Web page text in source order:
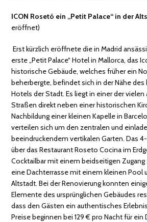
ICON Rosetó ein „Petit Palace“ in der
eröffnet)
Erst kürzlich eröffnete die in Madrid
erste „Petit Palace“ Hotel in Mallorca, das
historische Gebäude, welches früher ein
beherbergte, befindet sich in der Nähe
Hotels der Stadt. Es liegt in einer der
Straßen direkt neben einer historischen
Nachbildung einer kleinen Kapelle in
verteilen sich um den zentralen und
beeindruckendem vertikalen Garten. Das
über das Restaurant Roseto Cocina im
Cocktailbar mit einem beidseitigen
eine Dachterrasse mit einem kleinen Pool
Altstadt. Bei der Renovierung konnten
Elemente des ursprünglichen Gebäudes
dass den Gästen ein authentisches
Preise beginnen bei 129 € pro Nacht für